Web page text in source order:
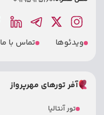
ویدئوها تماس با ما
آفر تورهای مهرپرواز
تور آنتالیا